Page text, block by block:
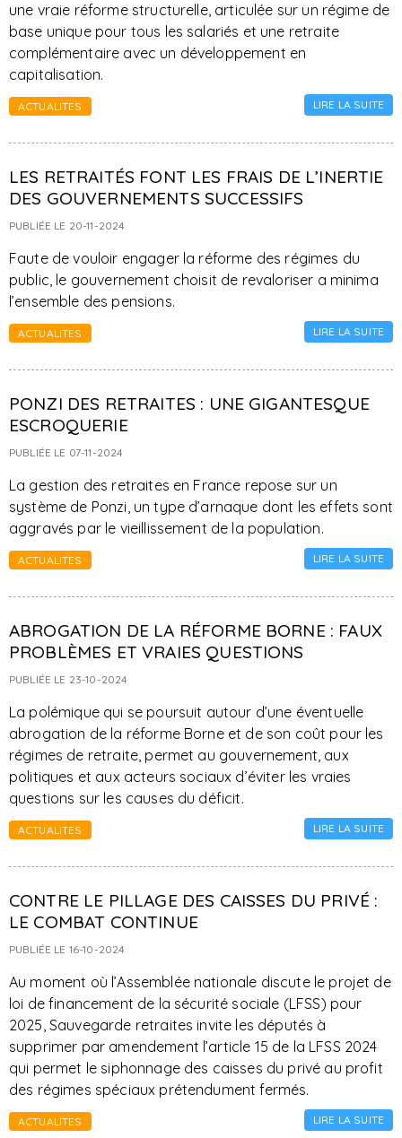
une vraie réforme structurelle, articulée sur un régime de
base unique pour tous les salariés et une retraite
complémentaire avec un développement en
capitalisation.
ACTUALITES LIRE LA SUITE
LES RETRAITÉS FONT LES FRAIS DE L’INERTIE
DES GOUVERNEMENTS SUCCESSIFS
PUBLIÉE LE 20-11-2024
Faute de vouloir engager la réforme des régimes du
public, le gouvernement choisit de revaloriser a minima
l’ensemble des pensions.
ACTUALITES LIRE LA SUITE
PONZI DES RETRAITES : UNE GIGANTESQUE
ESCROQUERIE
PUBLIÉE LE 07-11-2024
La gestion des retraites en France repose sur un
système de Ponzi, un type d’arnaque dont les effets sont
aggravés par le vieillissement de la population.
ACTUALITES LIRE LA SUITE
ABROGATION DE LA RÉFORME BORNE : FAUX
PROBLÈMES ET VRAIES QUESTIONS
PUBLIÉE LE 23-10-2024
La polémique qui se poursuit autour d’une éventuelle
abrogation de la réforme Borne et de son coût pour les
régimes de retraite, permet au gouvernement, aux
politiques et aux acteurs sociaux d’éviter les vraies
questions sur les causes du déficit.
ACTUALITES LIRE LA SUITE
CONTRE LE PILLAGE DES CAISSES DU PRIVÉ :
LE COMBAT CONTINUE
PUBLIÉE LE 16-10-2024
Au moment où l’Assemblée nationale discute le projet de
loi de financement de la sécurité sociale (LFSS) pour
2025, Sauvegarde retraites invite les députés à
supprimer par amendement l’article 15 de la LFSS 2024
qui permet le siphonnage des caisses du privé au profit
des régimes spéciaux prétendument fermés.
ACTUALITES LIRE LA SUITE